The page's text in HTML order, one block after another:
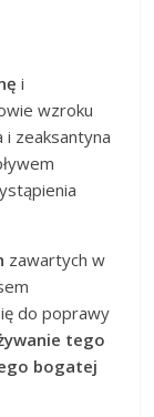
i
wzroku
i zeaksantyna
zawartych w
do poprawy
tego
bogatej